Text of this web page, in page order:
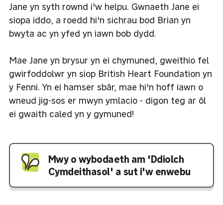
Jane yn syth rownd i'w helpu. Gwnaeth Jane ei
siopa iddo, a roedd hi'n sichrau bod Brian yn
bwyta ac yn yfed yn iawn bob dydd.
Mae Jane yn brysur yn ei chymuned, gweithio fel
gwirfoddolwr yn siop British Heart Foundation yn
y Fenni. Yn ei hamser sbâr, mae hi'n hoff iawn o
wneud jig-sos er mwyn ymlacio - digon teg ar ôl
ei gwaith caled yn y gymuned!
Mwy o wybodaeth am 'Ddiolch
Cymdeithasol' a sut i'w enwebu